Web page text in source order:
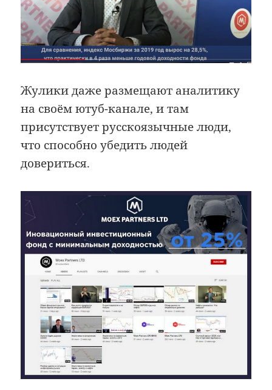
Жулики даже размещают аналитику
на своём ютуб-канале, и там
присутствует русскоязычные люди,
что способно убедить людей
довериться.